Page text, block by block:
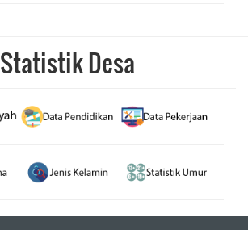
Statistik Desa